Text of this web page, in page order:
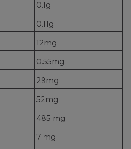
0.1g
0.11g
12mg
0.55mg
29mg
52mg
485 mg
7 mg